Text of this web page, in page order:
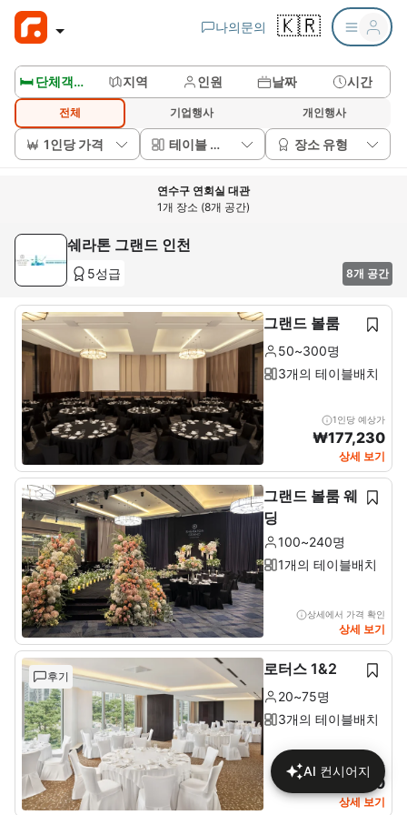
나의문의 🇰🇷
🛏️ 단체객실보기 지역 인원 날짜 시간
전체 기업행사 개인행사
1인당 가격 테이블 배치 장소 유형
연수구 연회실 대관
1개 장소 (8개 공간)
쉐라톤 그랜드 인천
5성급 8개 공간
그랜드 볼룸
50~300명
3개의 테이블배치
1인당 예상가
₩177,230
상세 보기
그랜드 볼룸 웨
딩
100~240명
1개의 테이블배치
상세에서 가격 확인
상세 보기
후기 로터스 1&2
20~75명
3개의 테이블배치
1인당 예상가
₩134,400
상세 보기
AI 컨시어지